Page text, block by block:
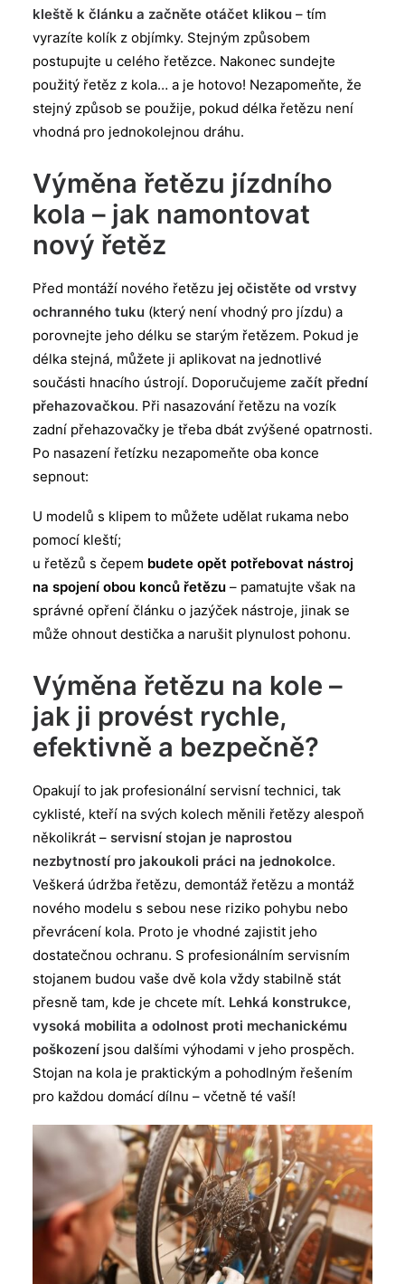
kleště k článku a začněte otáčet klikou – tím
vyrazíte kolík z objímky. Stejným způsobem
postupujte u celého řetězce. Nakonec sundejte
použitý řetěz z kola… a je hotovo! Nezapomeňte, že
stejný způsob se použije, pokud délka řetězu není
vhodná pro jednokolejnou dráhu.
Výměna řetězu jízdního
kola – jak namontovat
nový řetěz
Před montáží nového řetězu jej očistěte od vrstvy
ochranného tuku (který není vhodný pro jízdu) a
porovnejte jeho délku se starým řetězem. Pokud je
délka stejná, můžete ji aplikovat na jednotlivé
součásti hnacího ústrojí. Doporučujeme začít přední
přehazovačkou. Při nasazování řetězu na vozík
zadní přehazovačky je třeba dbát zvýšené opatrnosti.
Po nasazení řetízku nezapomeňte oba konce
sepnout:
U modelů s klipem to můžete udělat rukama nebo
pomocí kleští;
u řetězů s čepem budete opět potřebovat nástroj
na spojení obou konců řetězu – pamatujte však na
správné opření článku o jazýček nástroje, jinak se
může ohnout destička a narušit plynulost pohonu.
Výměna řetězu na kole –
jak ji provést rychle,
efektivně a bezpečně?
Opakují to jak profesionální servisní technici, tak
cyklisté, kteří na svých kolech měnili řetězy alespoň
několikrát – servisní stojan je naprostou
nezbytností pro jakoukoli práci na jednokolce.
Veškerá údržba řetězu, demontáž řetězu a montáž
nového modelu s sebou nese riziko pohybu nebo
převrácení kola. Proto je vhodné zajistit jeho
dostatečnou ochranu. S profesionálním servisním
stojanem budou vaše dvě kola vždy stabilně stát
přesně tam, kde je chcete mít. Lehká konstrukce,
vysoká mobilita a odolnost proti mechanickému
poškození jsou dalšími výhodami v jeho prospěch.
Stojan na kola je praktickým a pohodlným řešením
pro každou domácí dílnu – včetně té vaší!